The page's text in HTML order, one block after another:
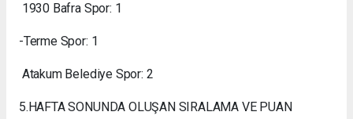
1930 Bafra Spor: 1
-Terme Spor: 1
Atakum Belediye Spor: 2
5.HAFTA SONUNDA OLUŞAN SIRALAMA VE PUAN